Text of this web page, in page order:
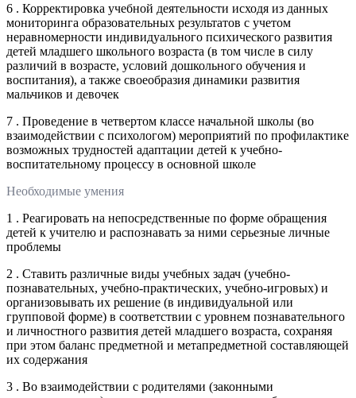
6 . Корректировка учебной деятельности исходя из данных
мониторинга образовательных результатов с учетом
неравномерности индивидуального психического развития
детей младшего школьного возраста (в том числе в силу
различий в возрасте, условий дошкольного обучения и
воспитания), а также своеобразия динамики развития
мальчиков и девочек
7 . Проведение в четвертом классе начальной школы (во
взаимодействии с психологом) мероприятий по профилактике
возможных трудностей адаптации детей к учебно-
воспитательному процессу в основной школе
Необходимые умения
1 . Реагировать на непосредственные по форме обращения
детей к учителю и распознавать за ними серьезные личные
проблемы
2 . Ставить различные виды учебных задач (учебно-
познавательных, учебно-практических, учебно-игровых) и
организовывать их решение (в индивидуальной или
групповой форме) в соответствии с уровнем познавательного
и личностного развития детей младшего возраста, сохраняя
при этом баланс предметной и метапредметной составляющей
их содержания
3 . Во взаимодействии с родителями (законными